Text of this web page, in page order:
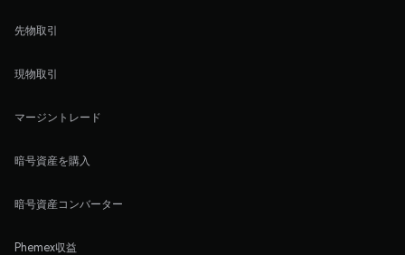
先物取引
現物取引
マージントレード
暗号資産を購入
暗号資産コンバーター
Phemex収益